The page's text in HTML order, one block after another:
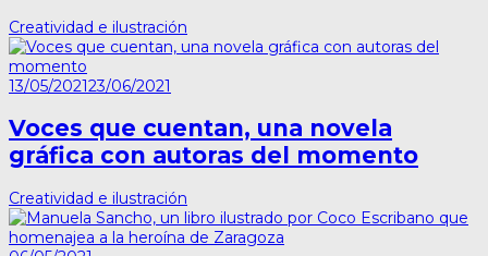
Creatividad e ilustración
13/05/202123/06/2021
Voces que cuentan, una novela
gráfica con autoras del momento
Creatividad e ilustración